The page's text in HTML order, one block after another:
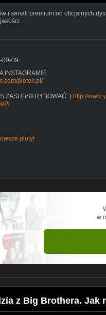
i seriali premium od oficjalnych
09-09
INSTAGRAMIE:
plotek.pl/
ZASUBSKRYBOWAĆ :) http://
ploty!
w
z Big Brothera. Jak